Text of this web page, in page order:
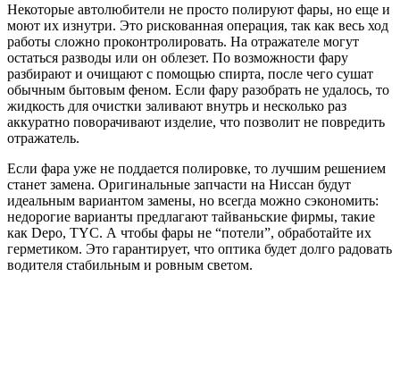
Некоторые автолюбители не просто полируют фары, но еще и
моют их изнутри. Это рискованная операция, так как весь ход
работы сложно проконтролировать. На отражателе могут
остаться разводы или он облезет. По возможности фару
разбирают и очищают с помощью спирта, после чего сушат
обычным бытовым феном. Если фару разобрать не удалось, то
жидкость для очистки заливают внутрь и несколько раз
аккуратно поворачивают изделие, что позволит не повредить
отражатель.
Если фара уже не поддается полировке, то лучшим решением
станет замена. Оригинальные запчасти на Ниссан будут
идеальным вариантом замены, но всегда можно сэкономить:
недорогие варианты предлагают тайваньские фирмы, такие
как Depo, TYC. А чтобы фары не “потели”, обработайте их
герметиком. Это гарантирует, что оптика будет долго радовать
водителя стабильным и ровным светом.